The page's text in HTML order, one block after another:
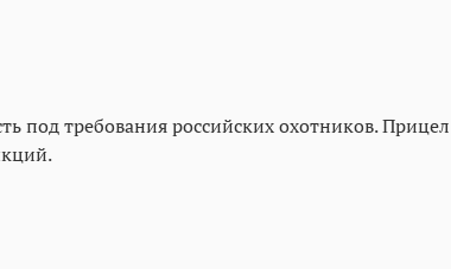
под требования российских охотников.